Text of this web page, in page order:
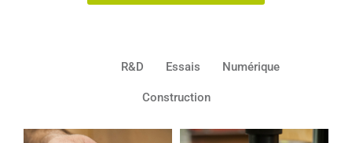
R&D Essais Numérique
Construction